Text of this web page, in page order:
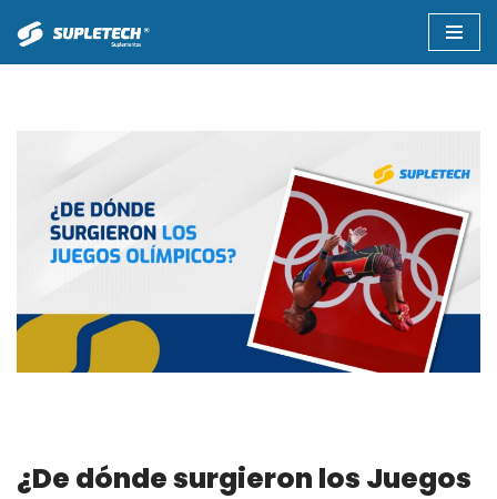
Saltar
¿De dónde surgieron los Juegos